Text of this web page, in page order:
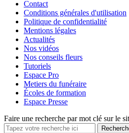
Contact
Conditions générales d'utilisation
Politique de confidentialité
Mentions légales
Actualités
Nos vidéos
Nos conseils fleurs
Tutoriels
Espace Pro
Metiers du funéraire
Écoles de formation
Espace Presse
Faire une recherche par mot clé sur le